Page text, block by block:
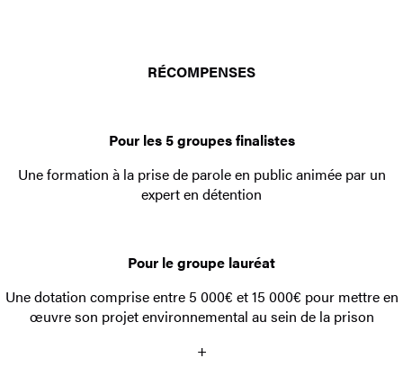
RÉCOMPENSES
Pour les 5 groupes finalistes
Une formation à la prise de parole en public animée par un
expert en détention
Pour le groupe lauréat
Une dotation comprise entre 5 000€ et 15 000€ pour mettre en
œuvre son projet environnemental au sein de la prison
+